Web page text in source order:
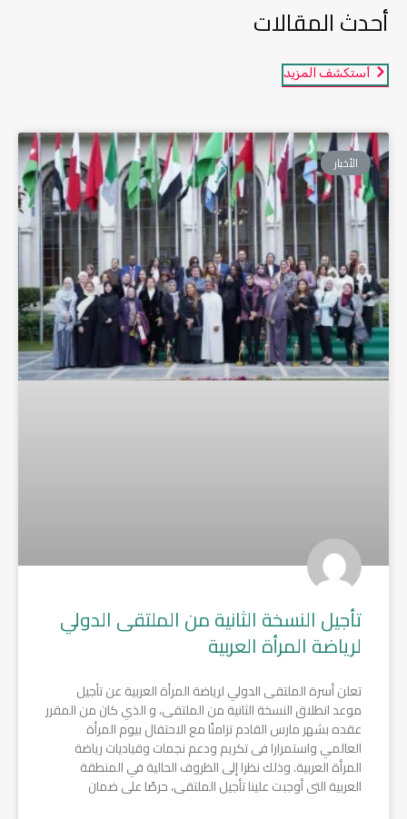
أحدث المقالات
أستكشف المزيد
الأخبار
تأجيل النسخة الثانية من الملتقى الدولي
لرياضة المرأة العربية
تعلن أسرة الملتقى الدولي لرياضة المرأة العربية عن تأجيل
موعد انطلاق النسخة الثانية من الملتقى، و الذي كان من المقرر
عقده بشهر مارس القادم تزامنًا مع الاحتفال بيوم المرأة
العالمي واستمرارا فى تكريم ودعم نجمات وقياديات رياضة
المرأة العربية. وذلك نظرا إلى الظروف الحالية في المنطقة
العربية التى أوجبت علينا تأجيل الملتقى، حرصًا على ضمان